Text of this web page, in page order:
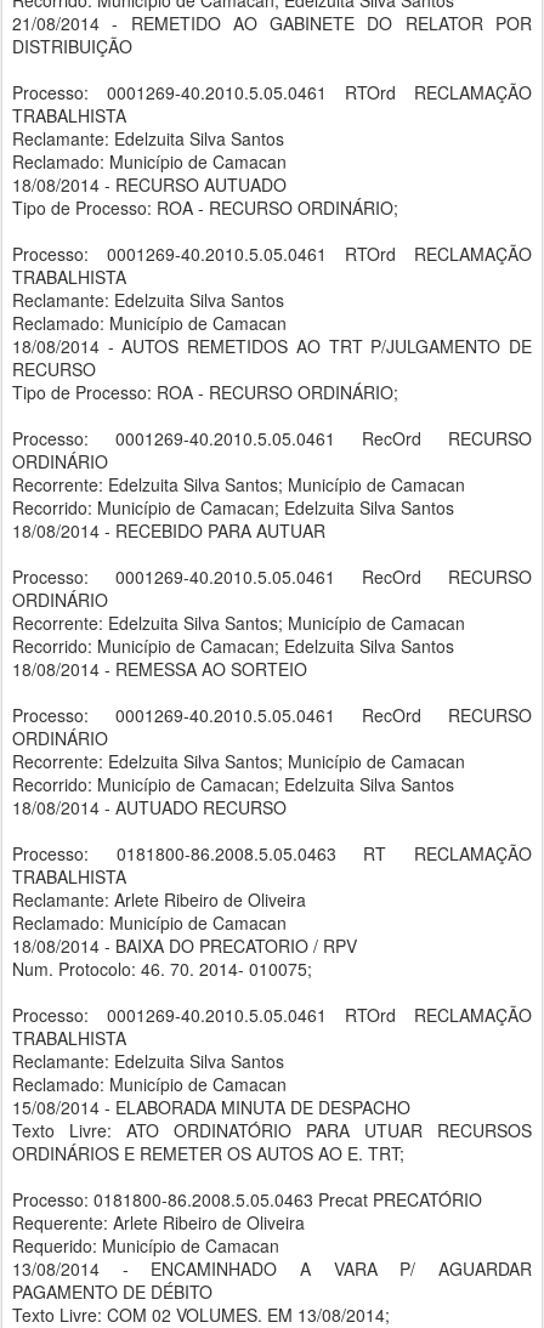
21/08/2014 - REMETIDO AO GABINETE DO RELATOR POR
DISTRIBUIÇÃO
Processo: 0001269-40.2010.5.05.0461 RTOrd RECLAMAÇÃO
TRABALHISTA
Reclamante: Edelzuita Silva Santos
Reclamado: Município de Camacan
18/08/2014 - RECURSO AUTUADO
Tipo de Processo: ROA - RECURSO ORDINÁRIO;
Processo: 0001269-40.2010.5.05.0461 RTOrd RECLAMAÇÃO
TRABALHISTA
Reclamante: Edelzuita Silva Santos
Reclamado: Município de Camacan
18/08/2014 - AUTOS REMETIDOS AO TRT P/JULGAMENTO DE
RECURSO
Tipo de Processo: ROA - RECURSO ORDINÁRIO;
Processo: 0001269-40.2010.5.05.0461 RecOrd RECURSO
ORDINÁRIO
Recorrente: Edelzuita Silva Santos; Município de Camacan
Recorrido: Município de Camacan; Edelzuita Silva Santos
18/08/2014 - RECEBIDO PARA AUTUAR
Processo: 0001269-40.2010.5.05.0461 RecOrd RECURSO
ORDINÁRIO
Recorrente: Edelzuita Silva Santos; Município de Camacan
Recorrido: Município de Camacan; Edelzuita Silva Santos
18/08/2014 - REMESSA AO SORTEIO
Processo: 0001269-40.2010.5.05.0461 RecOrd RECURSO
ORDINÁRIO
Recorrente: Edelzuita Silva Santos; Município de Camacan
Recorrido: Município de Camacan; Edelzuita Silva Santos
18/08/2014 - AUTUADO RECURSO
Processo: 0181800-86.2008.5.05.0463 RT RECLAMAÇÃO
TRABALHISTA
Reclamante: Arlete Ribeiro de Oliveira
Reclamado: Município de Camacan
18/08/2014 - BAIXA DO PRECATORIO / RPV
Num. Protocolo: 46. 70. 2014- 010075;
Processo: 0001269-40.2010.5.05.0461 RTOrd RECLAMAÇÃO
TRABALHISTA
Reclamante: Edelzuita Silva Santos
Reclamado: Município de Camacan
15/08/2014 - ELABORADA MINUTA DE DESPACHO
Texto Livre: ATO ORDINATÓRIO PARA UTUAR RECURSOS
ORDINÁRIOS E REMETER OS AUTOS AO E. TRT;
Processo: 0181800-86.2008.5.05.0463 Precat PRECATÓRIO
Requerente: Arlete Ribeiro de Oliveira
Requerido: Município de Camacan
13/08/2014 - ENCAMINHADO A VARA P/ AGUARDAR
PAGAMENTO DE DÉBITO
Texto Livre: COM 02 VOLUMES. EM 13/08/2014;